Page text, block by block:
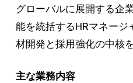
グローバルに展開する企
能を統括するHRマネージ
材開発と採用強化の中核
主な業務内容